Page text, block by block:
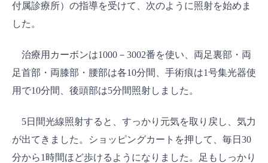
付属診療所）の指導を受けて、次のように照射を始めま
した。
治療用カーボンは1000－3002番を使い、両足裏部・両
足首部・両膝部・腰部は各10分間、手術痕は1号集光器使
用で10分間、後頭部は5分間照射しました。
5日間光線照射すると、すっかり元気を取り戻し、気力
が出てきました。ショッピングカートを押して、毎日30
分から1時間ほど歩けるようになりました。足もしっかり